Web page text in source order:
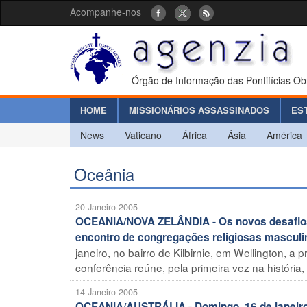
Acompanhe-nos
Órgão de Informação das Pontifícias
HOME MISSIONÁRIOS ASSASSINADOS
News Vaticano África Ásia América
Oceânia
20 Janeiro 2005
OCEANIA/NOVA ZELÂNDIA - Os novos
encontro de congregações religiosas
janeiro, no bairro de Kilbirnie, em Wellington, a
conferência reúne, pela primeira vez na história,
14 Janeiro 2005